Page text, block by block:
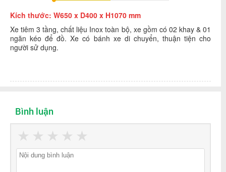
Kích thước: W650 x D400 x H1070 mm
Xe tiêm 3 tầng, chất liệu Inox toàn bộ, xe gồm có 02 khay & 01
ngăn kéo để đồ. Xe có bánh xe di chuyển, thuận tiện cho
người sử dụng.
Bình luận
★
★
★
★
★